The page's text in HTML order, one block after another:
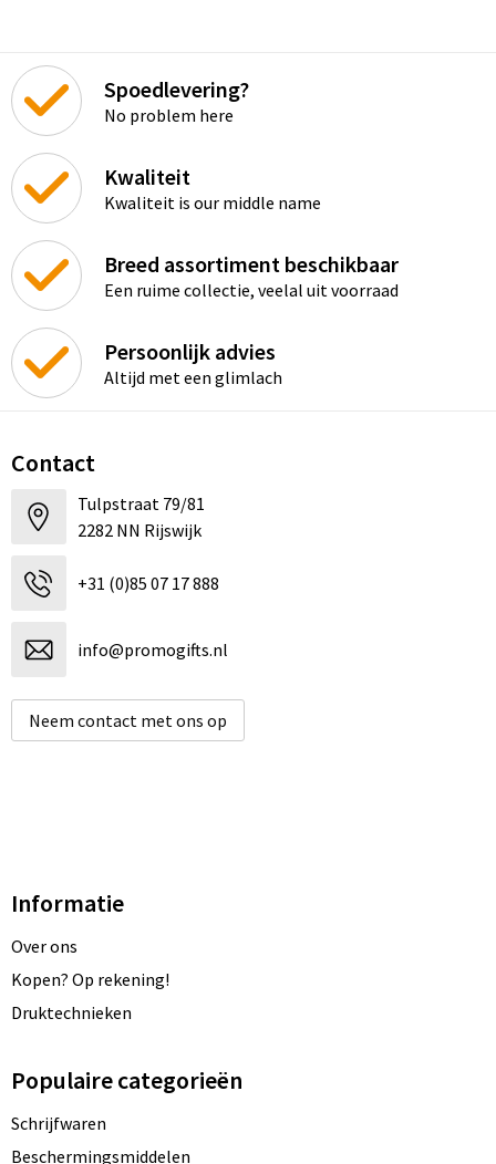
Spoedlevering?
No problem here
Kwaliteit
Kwaliteit is our middle name
Breed assortiment beschikbaar
Een ruime collectie, veelal uit voorraad
Persoonlijk advies
Altijd met een glimlach
Contact
Tulpstraat 79/81
2282 NN Rijswijk
+31 (0)85 07 17 888
info@promogifts.nl
Neem contact met ons op
Informatie
Over ons
Kopen? Op rekening!
Druktechnieken
Populaire categorieën
Schrijfwaren
Beschermingsmiddelen